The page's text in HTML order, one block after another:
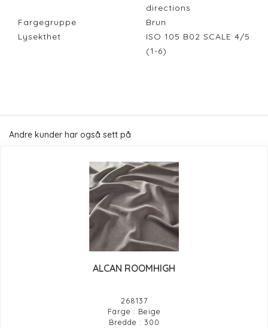
directions
Fargegruppe
Brun
Lysekthet
ISO 105 B02 SCALE 4/5
(1-6)
Andre kunder har også sett på
ALCAN ROOMHIGH
268137
Farge : Beige
Bredde : 300